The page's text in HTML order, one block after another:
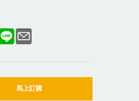
馬上訂購